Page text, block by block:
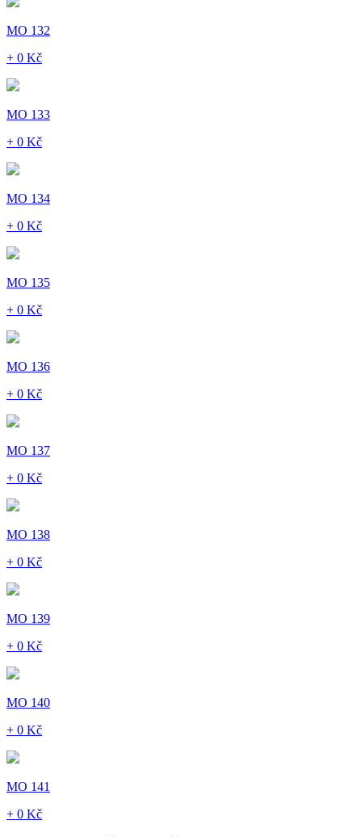
MO 132
+ 0 Kč
MO 133
+ 0 Kč
MO 134
+ 0 Kč
MO 135
+ 0 Kč
MO 136
+ 0 Kč
MO 137
+ 0 Kč
MO 138
+ 0 Kč
MO 139
+ 0 Kč
MO 140
+ 0 Kč
MO 141
+ 0 Kč